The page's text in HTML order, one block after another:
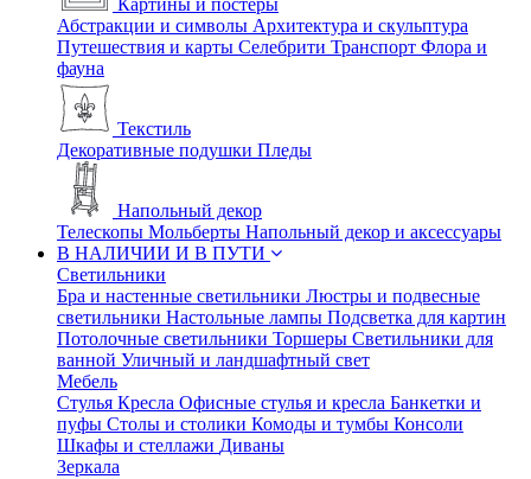
Картины и постеры
Абстракции и символы Архитектура и скульптура
Путешествия и карты Селебрити Транспорт Флора и
фауна
Текстиль
Декоративные подушки Пледы
Напольный декор
Телескопы Мольберты Напольный декор и аксессуары
В НАЛИЧИИ И В ПУТИ
Светильники
Бра и настенные светильники Люстры и подвесные
светильники Настольные лампы Подсветка для картин
Потолочные светильники Торшеры Светильники для
ванной Уличный и ландшафтный свет
Мебель
Стулья Кресла Офисные стулья и кресла Банкетки и
пуфы Столы и столики Комоды и тумбы Консоли
Шкафы и стеллажи Диваны
Зеркала